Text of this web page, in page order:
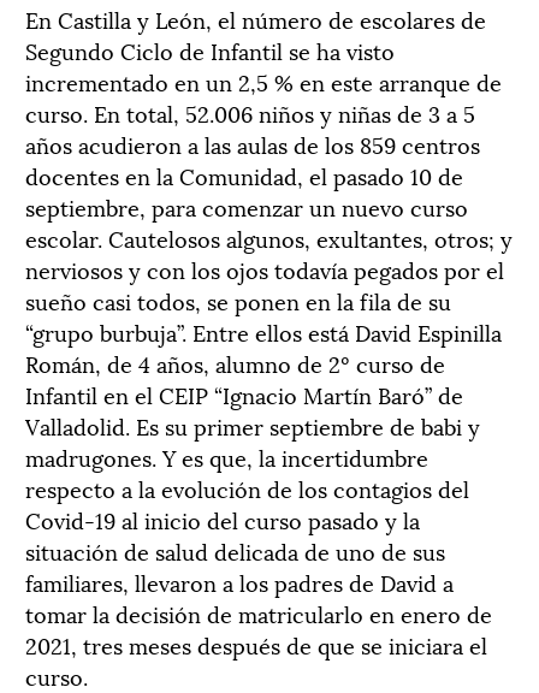
En Castilla y León, el número de escolares de
Segundo Ciclo de Infantil se ha visto
incrementado en un 2,5 % en este arranque de
curso. En total, 52.006 niños y niñas de 3 a 5
años acudieron a las aulas de los 859 centros
docentes en la Comunidad, el pasado 10 de
septiembre, para comenzar un nuevo curso
escolar. Cautelosos algunos, exultantes, otros; y
nerviosos y con los ojos todavía pegados por el
sueño casi todos, se ponen en la fila de su
“grupo burbuja”. Entre ellos está David Espinilla
Román, de 4 años, alumno de 2º curso de
Infantil en el CEIP “Ignacio Martín Baró” de
Valladolid. Es su primer septiembre de babi y
madrugones. Y es que, la incertidumbre
respecto a la evolución de los contagios del
Covid-19 al inicio del curso pasado y la
situación de salud delicada de uno de sus
familiares, llevaron a los padres de David a
tomar la decisión de matricularlo en enero de
2021, tres meses después de que se iniciara el
curso.